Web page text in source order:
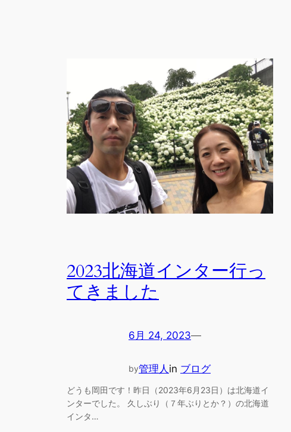
2023北海道インター行っ
てきました
6月 24, 2023—
by管理人 in ブログ
どうも岡田です！昨日（2023年6月23日）は北海道イ
ンターでした。 久しぶり（７年ぶりとか？）の北海道
インタ…